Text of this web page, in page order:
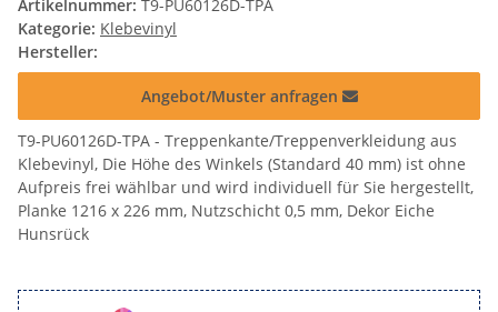
Artikelnummer: T9-PU60126D-TPA
Kategorie: Klebevinyl
Hersteller:
Angebot/Muster anfragen
T9-PU60126D-TPA - Treppenkante/Treppenverkleidung aus
Klebevinyl, Die Höhe des Winkels (Standard 40 mm) ist ohne
Aufpreis frei wählbar und wird individuell für Sie hergestellt,
Planke 1216 x 226 mm, Nutzschicht 0,5 mm, Dekor Eiche
Hunsrück